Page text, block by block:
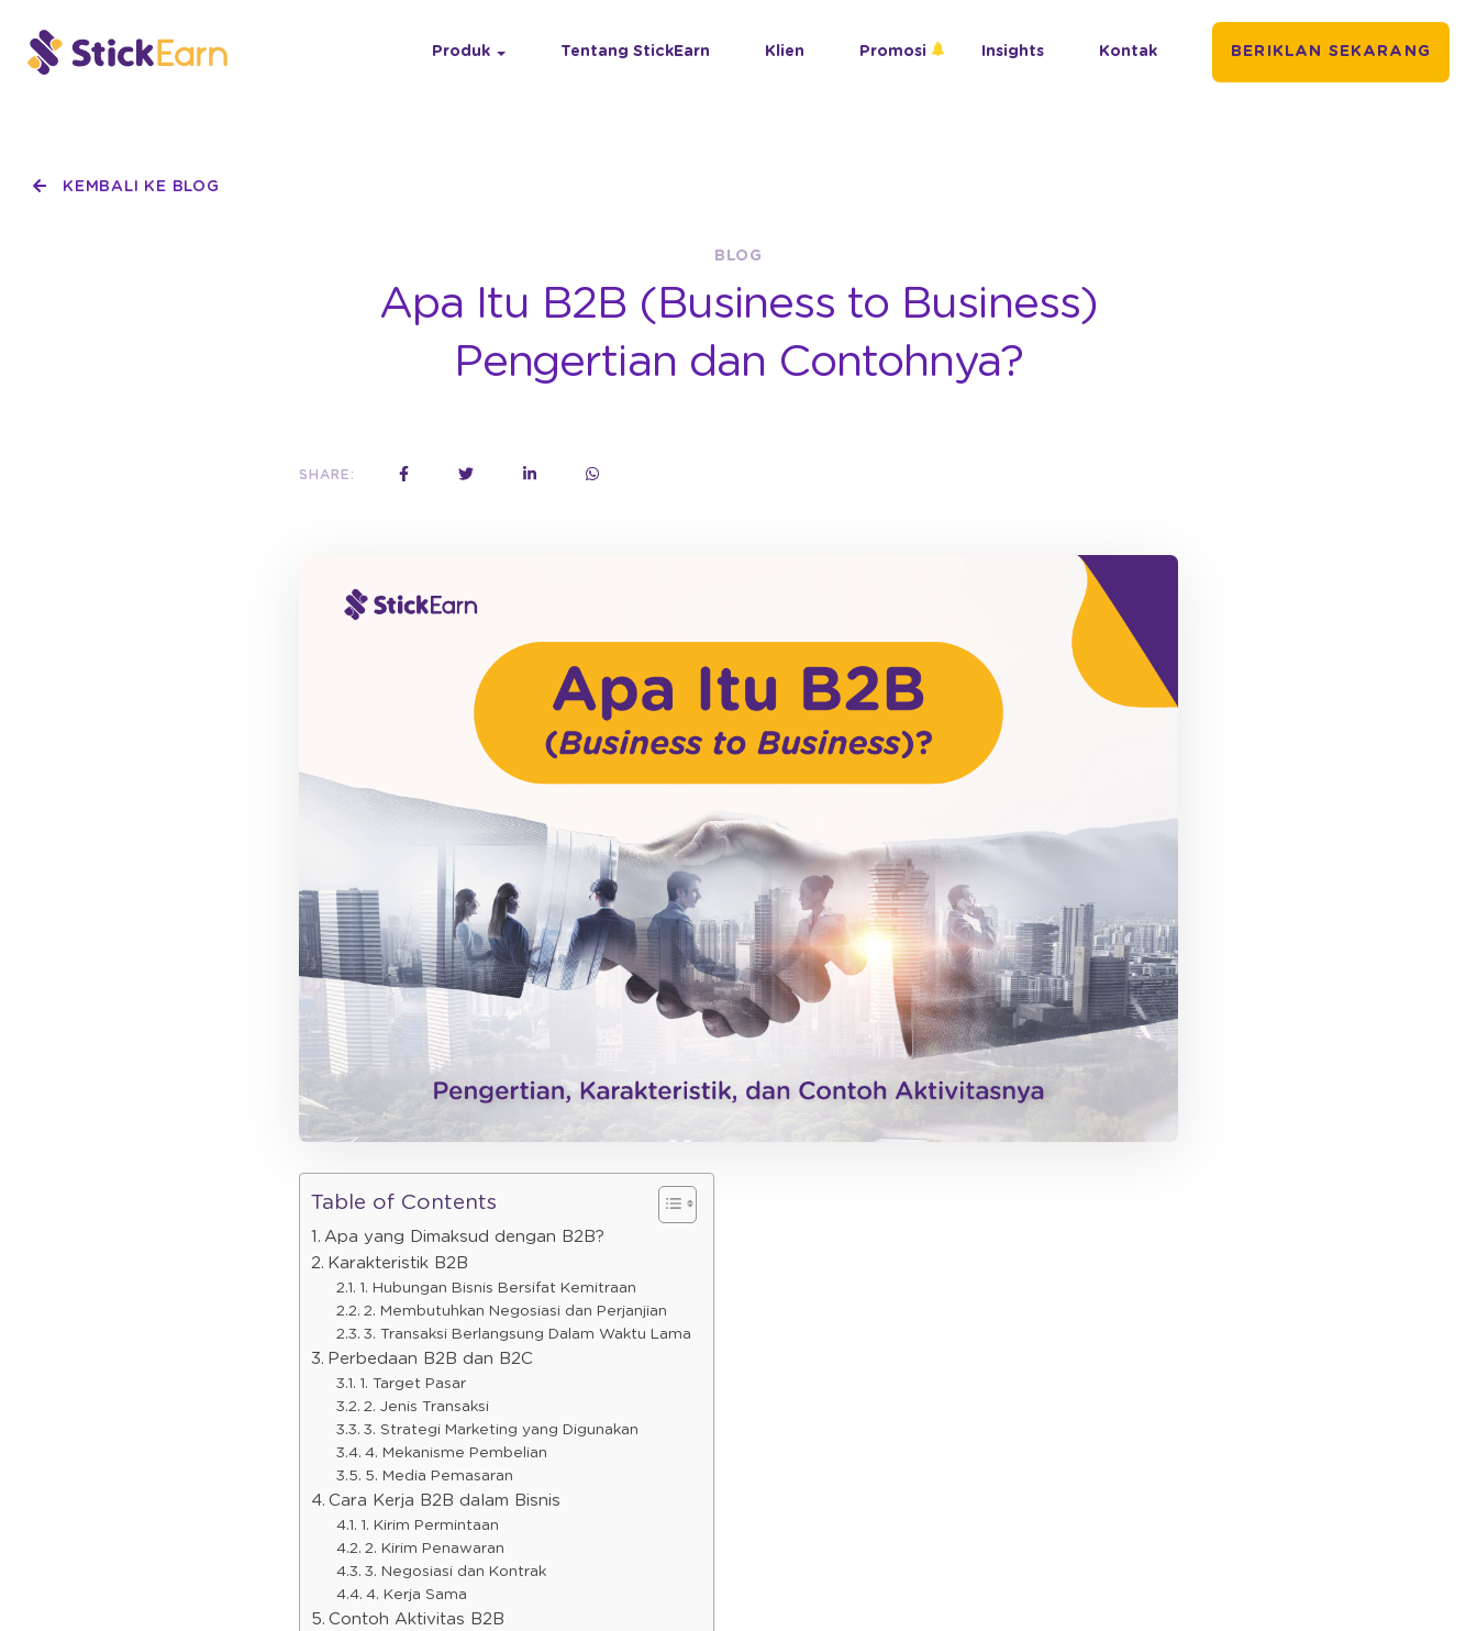
Produk Tentang StickEarn Klien Promosi Insights Kontak BERIKLAN SEKARANG
KEMBALI KE BLOG
BLOG
Apa Itu B2B (Business to Business)
Pengertian dan Contohnya?
SHARE:
Table of Contents
Apa yang Dimaksud dengan B2B?
Karakteristik B2B
1. Hubungan Bisnis Bersifat Kemitraan
2. Membutuhkan Negosiasi dan Perjanjian
3. Transaksi Berlangsung Dalam Waktu Lama
Perbedaan B2B dan B2C
1. Target Pasar
2. Jenis Transaksi
3. Strategi Marketing yang Digunakan
4. Mekanisme Pembelian
5. Media Pemasaran
Cara Kerja B2B dalam Bisnis
1. Kirim Permintaan
2. Kirim Penawaran
3. Negosiasi dan Kontrak
4. Kerja Sama
Contoh Aktivitas B2B